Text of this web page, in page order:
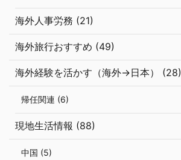
海外人事労務 (21)
海外旅行おすすめ (49)
海外経験を活かす（海外→日本） (28)
帰任関連 (6)
現地生活情報 (88)
中国 (5)